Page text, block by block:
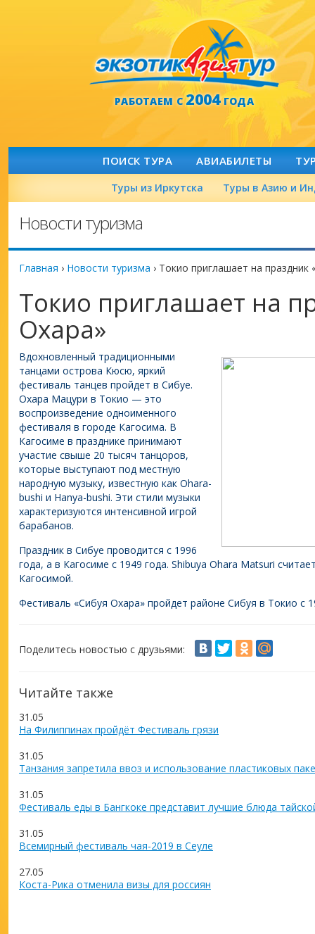
РАБОТАЕМ С2004ГОДА
ПОИСК ТУРА АВИАБИЛЕТЫ
Туры из Иркутска Туры в Азию и
Новости туризма
Главная › Новости туризма › Токио приглашает на праздник
Токио приглашает на
Охара»
Вдохновленный традиционными
танцами острова Кюсю, яркий
фестиваль танцев пройдет в Сибуе.
Охара Мацури в Токио — это
воспроизведение одноименного
фестиваля в городе Кагосима. В
Кагосиме в празднике принимают
участие свыше 20 тысяч танцоров,
которые выступают под местную
народную музыку, известную как Ohara-
bushi и Hanya-bushi. Эти стили музыки
характеризуются интенсивной игрой
барабанов.
Праздник в Сибуе проводится с 1996
года, а в Кагосиме с 1949 года. Shibuya Ohara Matsuri
Кагосимой.
Фестиваль «Сибуя Охара» пройдет районе Сибуя в Токио с
Поделитесь новостью с друзьями:
Читайте также
31.05
На Филиппинах пройдёт Фестиваль грязи
31.05
Танзания запретила ввоз и использование пластиковых
31.05
Фестиваль еды в Бангкоке представит лучшие блюда
31.05
Всемирный фестиваль чая-2019 в Сеуле
27.05
Коста-Рика отменила визы для россиян